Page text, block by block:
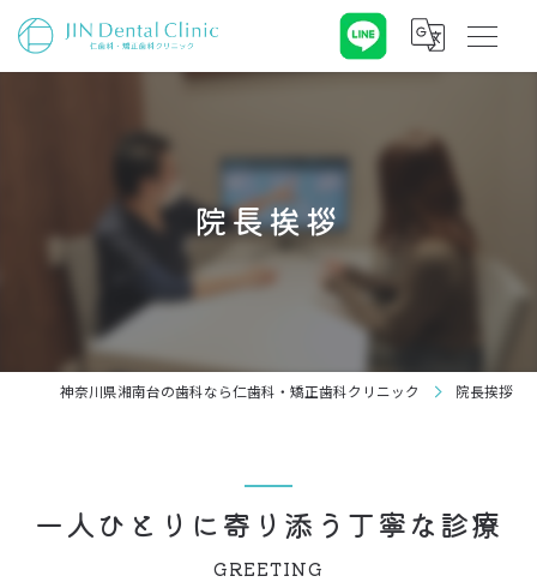
院長挨拶
神奈川県湘南台の歯科なら仁歯科・矯正歯科クリニック 院長挨拶
一人ひとりに寄り添う丁寧な診療
GREETING